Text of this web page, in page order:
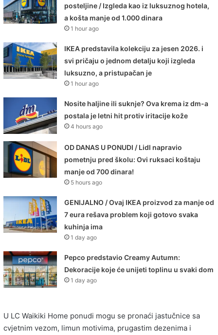
posteljine / Izgleda kao iz luksuznog hotela,
a košta manje od 1.000 dinara
1 hour ago
IKEA predstavila kolekciju za jesen 2026. i
svi pričaju o jednom detalju koji izgleda
luksuzno, a pristupačan je
1 hour ago
Nosite haljine ili suknje? Ova krema iz dm-a
postala je letni hit protiv iritacije kože
4 hours ago
OD DANAS U PONUDI / Lidl napravio
pometnju pred školu: Ovi ruksaci koštaju
manje od 700 dinara!
5 hours ago
GENIJALNO / Ovaj IKEA proizvod za manje od
7 eura rešava problem koji gotovo svaka
kuhinja ima
1 day ago
Pepco predstavio Creamy Autumn:
Dekoracije koje će unijeti toplinu u svaki dom
1 day ago
U LC Waikiki Home ponudi mogu se pronaći jastučnice sa
cvjetnim vezom, limun motivima, prugastim dezenima i